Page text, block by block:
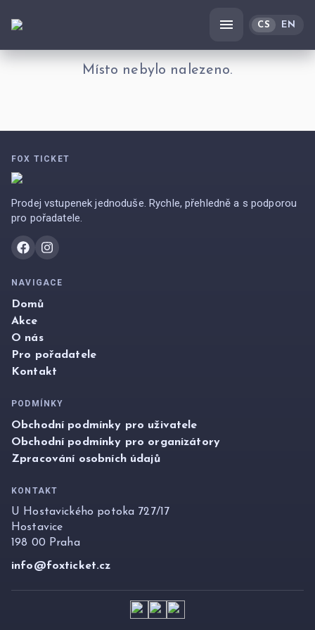
CS EN
Místo nebylo nalezeno.
FOX TICKET
Prodej vstupenek jednoduše. Rychle, přehledně a s podporou
pro pořadatele.
NAVIGACE
Domů
Akce
O nás
Pro pořadatele
Kontakt
PODMÍNKY
Obchodní podmínky pro uživatele
Obchodní podmínky pro organizátory
Zpracování osobních údajů
KONTAKT
U Hostavického potoka 727/17
Hostavice
198 00 Praha
info@foxticket.cz